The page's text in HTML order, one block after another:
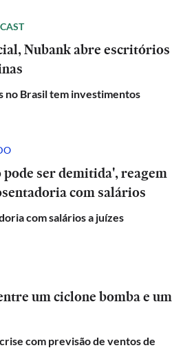
Nubank abre escritórios
no Brasil tem investimentos
ser demitida', reagem
com salários
com salários a juízes
um ciclone bomba e um
com previsão de ventos de